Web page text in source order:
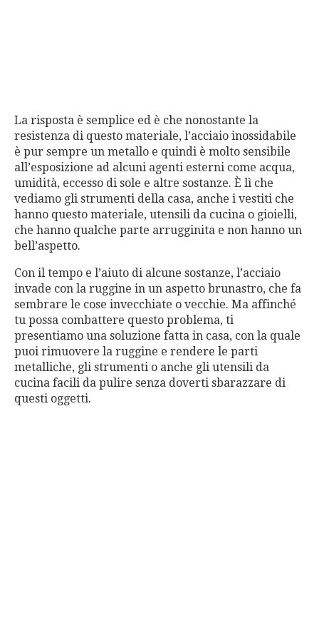
La risposta è semplice ed è che nonostante la
resistenza di questo materiale, l’acciaio inossidabile
è pur sempre un metallo e quindi è molto sensibile
all’esposizione ad alcuni agenti esterni come acqua,
umidità, eccesso di sole e altre sostanze. È lì che
vediamo gli strumenti della casa, anche i vestiti che
hanno questo materiale, utensili da cucina o gioielli,
che hanno qualche parte arrugginita e non hanno un
bell’aspetto.
Con il tempo e l’aiuto di alcune sostanze, l’acciaio
invade con la ruggine in un aspetto brunastro, che fa
sembrare le cose invecchiate o vecchie. Ma affinché
tu possa combattere questo problema, ti
presentiamo una soluzione fatta in casa, con la quale
puoi rimuovere la ruggine e rendere le parti
metalliche, gli strumenti o anche gli utensili da
cucina facili da pulire senza doverti sbarazzare di
questi oggetti.